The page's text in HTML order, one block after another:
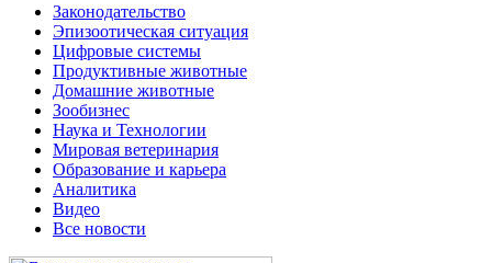
Законодательство
Эпизоотическая ситуация
Цифровые системы
Продуктивные животные
Домашние животные
Зообизнес
Наука и Технологии
Мировая ветеринария
Образование и карьера
Аналитика
Видео
Все новости